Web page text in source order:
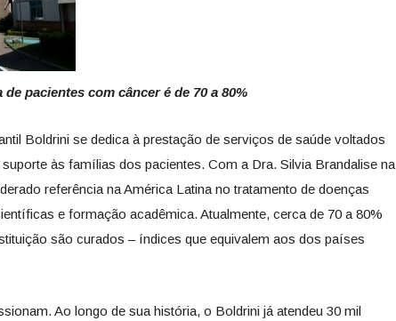
pacientes com câncer é de 70 a 80%
Boldrini se dedica à prestação de serviços de saúde voltados
às famílias dos pacientes. Com a Dra. Silvia Brandalise na
referência na América Latina no tratamento de doenças
e formação acadêmica. Atualmente, cerca de 70 a 80%
são curados – índices que equivalem aos dos países
Ao longo de sua história, o Boldrini já atendeu 30 mil